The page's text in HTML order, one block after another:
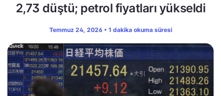
2,73 düştü; petrol fiyatları yükseldi
Temmuz 24, 2026 • 1 dakika okuma süresi